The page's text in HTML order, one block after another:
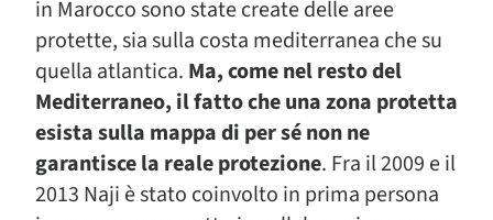
in Marocco sono state create delle aree
protette, sia sulla costa mediterranea che su
quella atlantica. Ma, come nel resto del
Mediterraneo, il fatto che una zona protetta
esista sulla mappa di per sé non ne
garantisce la reale protezione. Fra il 2009 e il
2013 Naji è stato coinvolto in prima persona